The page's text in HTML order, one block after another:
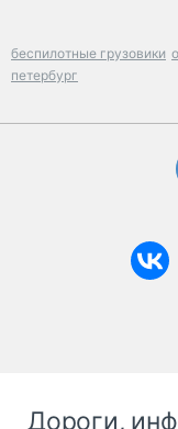
беспилотные грузовики
петербург
Дороги,